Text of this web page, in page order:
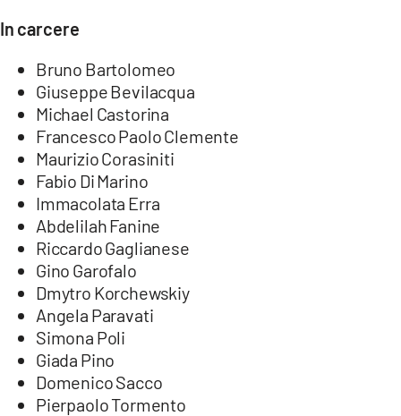
In carcere
Bruno Bartolomeo
Giuseppe Bevilacqua
Michael Castorina
Francesco Paolo Clemente
Maurizio Corasiniti
Fabio Di Marino
Immacolata Erra
Abdelilah Fanine
Riccardo Gaglianese
Gino Garofalo
Dmytro Korchewskiy
Angela Paravati
Simona Poli
Giada Pino
Domenico Sacco
Pierpaolo Tormento